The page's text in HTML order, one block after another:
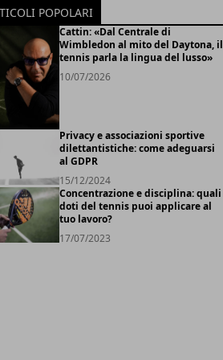
POPOLARI
Cattin: «Dal Centrale di
Wimbledon al mito del Daytona, il
tennis parla la lingua del lusso»
10/07/2026
Privacy e associazioni sportive
dilettantistiche: come adeguarsi
al GDPR
15/12/2024
Concentrazione e disciplina: quali
doti del tennis puoi applicare al
tuo lavoro?
17/07/2023